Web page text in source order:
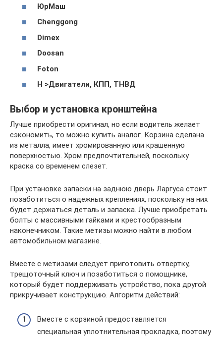
ЮрМаш
Chenggong
Dimex
Doosan
Foton
H >Двигатели, КПП, ТНВД
Выбор и установка кронштейна
Лучше приобрести оригинал, но если водитель желает
сэкономить, то можно купить аналог. Корзина сделана
из металла, имеет хромированную или крашенную
поверхностью. Хром предпочтительней, поскольку
краска со временем слезет.
При установке запаски на заднюю дверь Ларгуса стоит
позаботиться о надежных креплениях, поскольку на них
будет держаться деталь и запаска. Лучше приобретать
болты с массивными гайками и крестообразным
наконечником. Такие метизы можно найти в любом
автомобильном магазине.
Вместе с метизами следует приготовить отвертку,
трещоточный ключ и позаботиться о помощнике,
который будет поддерживать устройство, пока другой
прикручивает конструкцию. Алгоритм действий:
Вместе с корзиной предоставляется
специальная уплотнительная прокладка, поэтому